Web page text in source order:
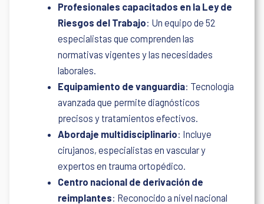
Profesionales capacitados en la Ley de
Riesgos del Trabajo: Un equipo de 52
especialistas que comprenden las
normativas vigentes y las necesidades
laborales.
Equipamiento de vanguardia: Tecnología
avanzada que permite diagnósticos
precisos y tratamientos efectivos.
Abordaje multidisciplinario: Incluye
cirujanos, especialistas en vascular y
expertos en trauma ortopédico.
Centro nacional de derivación de
reimplantes: Reconocido a nivel nacional